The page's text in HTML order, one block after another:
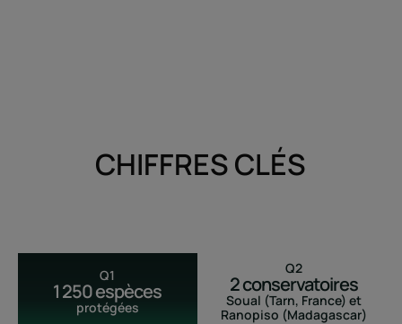
CHIFFRES CLÉS
Q1
1 250 espèces
protégées
Q2
2 conservatoires
Soual (Tarn, France) et
Ranopiso (Madagascar)